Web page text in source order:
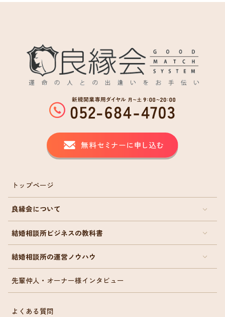
トップページ
良縁会について
結婚相談所ビジネスの教科書
結婚相談所の運営ノウハウ
先輩仲人・オーナー様インタビュー
よくある質問